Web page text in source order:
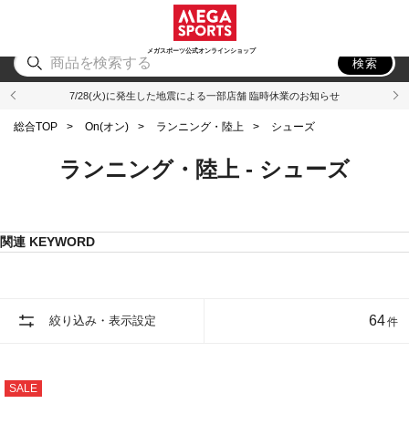
メガスポーツ公式オンラインショップ
アウトドア
検索
7/28(火)に発生した地震による一部店舗 臨時休業のお知らせ
総合TOP > On(オン) > ランニング・陸上 > シューズ
ランニング・陸上 - シューズ
関連 KEYWORD
絞り込み・表示設定 64件
SALE